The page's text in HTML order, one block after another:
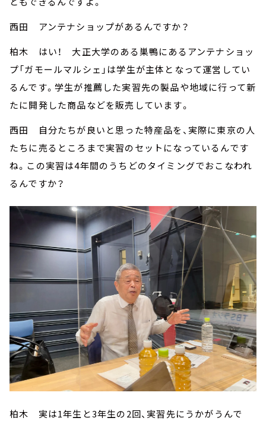
西田 アンテナショップがあるんですか？
柏木 はい！ 大正大学のある巣鴨にあるアンテナショッ
プ「ガモールマルシェ」は学生が主体となって運営してい
るんです。学生が推薦した実習先の製品や地域に行って新
たに開発した商品などを販売しています。
西田 自分たちが良いと思った特産品を、実際に東京の人
たちに売るところまで実習のセットになっているんです
ね。この実習は4年間のうちどのタイミングでおこなわれ
るんですか？
柏木 実は1年生と3年生の2回、実習先にうかがうんで